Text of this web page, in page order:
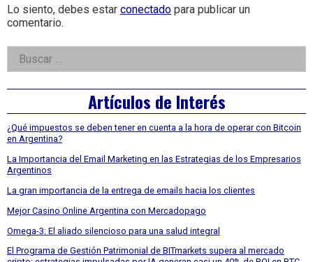
Lo siento, debes estar conectado para publicar un
comentario.
Right
Asides
Buscar:
Artículos de Interés
¿Qué impuestos se deben tener en cuenta a la hora de operar con Bitcoin
en Argentina?
La Importancia del Email Marketing en las Estrategias de los Empresarios
Argentinos
La gran importancia de la entrega de emails hacia los clientes
Mejor Casino Online Argentina con Mercadopago
Omega-3: El aliado silencioso para una salud integral
El Programa de Gestión Patrimonial de BITmarkets supera al mercado